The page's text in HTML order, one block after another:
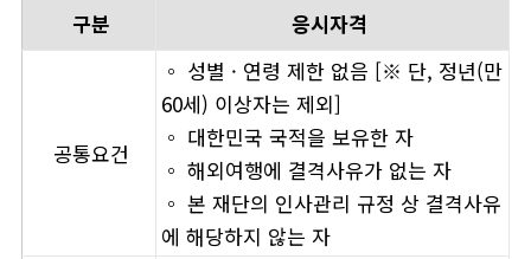
구분
응시자격
공통요건
◦ 성별 · 연령 제한 없음 [※ 단, 정년(만
60세) 이상자는 제외]
◦ 대한민국 국적을 보유한 자
◦ 해외여행에 결격사유가 없는 자
◦ 본 재단의 인사관리 규정 상 결격사유
에 해당하지 않는 자